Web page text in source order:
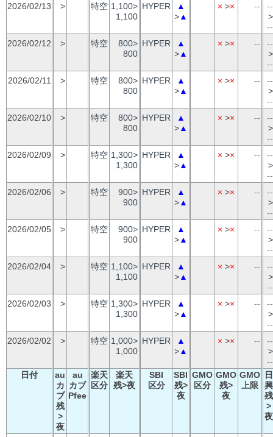
2026/02/13
> 特空 1,100>
1,100
HYPER
▲
>▲
× >× --
--
>
--
2026/02/12
> 特空
800>
800
HYPER
▲
>▲
× >× --
--
>
--
2026/02/11
> 特空
800>
800
HYPER
▲
>▲
× >× --
--
>
--
2026/02/10
> 特空
800>
800
HYPER
▲
>▲
× >× --
--
>
--
2026/02/09
> 特空 1,300>
1,300
HYPER
▲
>▲
× >× --
--
>
--
2026/02/06
> 特空
900>
900
HYPER
▲
>▲
× >× --
--
>
--
2026/02/05
> 特空
900>
900
HYPER
▲
>▲
× >× --
--
>
--
2026/02/04
> 特空 1,100>
1,100
HYPER
▲
>▲
× >× --
--
>
--
2026/02/03
> 特空 1,300>
1,300
HYPER
▲
>▲
× >× --
--
>
--
2026/02/02
> 特空 1,000>
1,000
HYPER
▲
>▲
× >× --
--
>
--
日付
au
カ
ブ
残
>
夜
au
カブ
Pfee
楽天
区分
楽天
残>夜
SBI
区分
SBI
残>
夜
GMO
区分
GMO
残>
夜
GMO
上限
日
興
残
>
夜